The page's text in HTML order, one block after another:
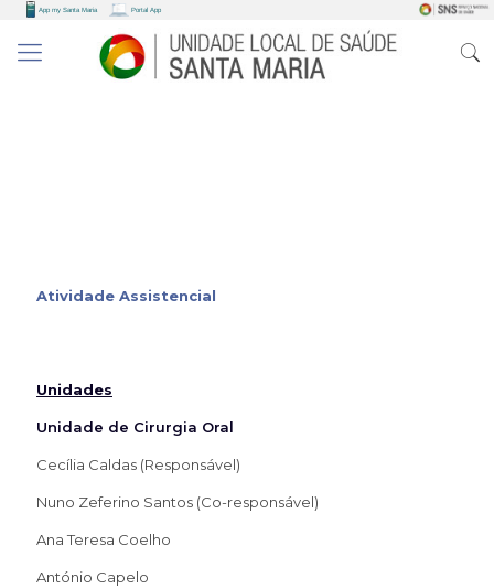
Atividade Assistencial
Unidades
Unidade de Cirurgia Oral
Cecília Caldas (Responsável)
Nuno Zeferino Santos (Co-responsável)
Ana Teresa Coelho
António Capelo